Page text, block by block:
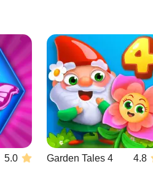
5.0 Garden Tales 4 4.8